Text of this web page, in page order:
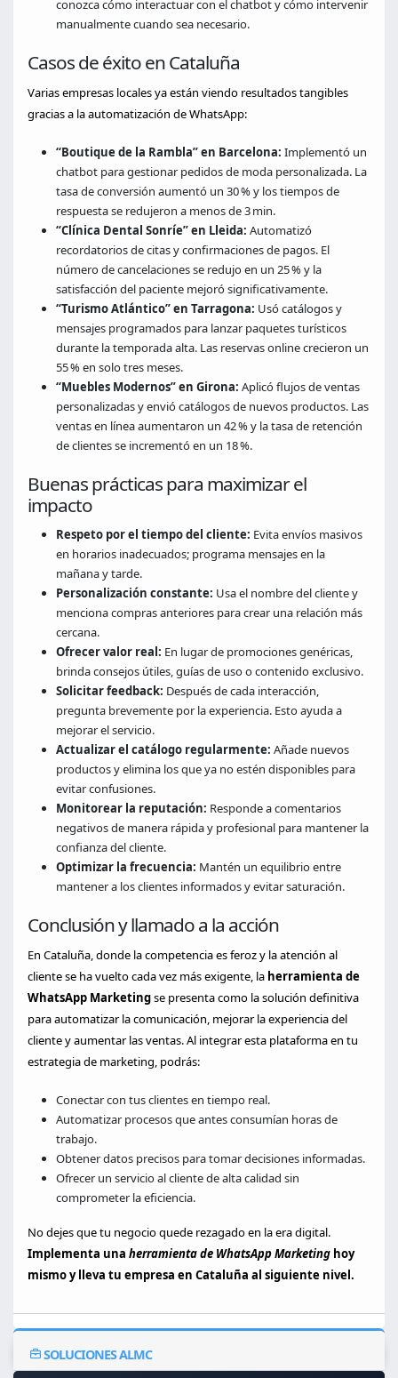
conozca cómo interactuar con el chatbot y cómo intervenir
manualmente cuando sea necesario.
Casos de éxito en Cataluña
Varias empresas locales ya están viendo resultados tangibles
gracias a la automatización de WhatsApp:
“Boutique de la Rambla” en Barcelona: Implementó un
chatbot para gestionar pedidos de moda personalizada. La
tasa de conversión aumentó un 30 % y los tiempos de
respuesta se redujeron a menos de 3 min.
“Clínica Dental Sonríe” en Lleida: Automatizó
recordatorios de citas y confirmaciones de pagos. El
número de cancelaciones se redujo en un 25 % y la
satisfacción del paciente mejoró significativamente.
“Turismo Atlántico” en Tarragona: Usó catálogos y
mensajes programados para lanzar paquetes turísticos
durante la temporada alta. Las reservas online crecieron un
55 % en solo tres meses.
“Muebles Modernos” en Girona: Aplicó flujos de ventas
personalizadas y envió catálogos de nuevos productos. Las
ventas en línea aumentaron un 42 % y la tasa de retención
de clientes se incrementó en un 18 %.
Buenas prácticas para maximizar el
impacto
Respeto por el tiempo del cliente: Evita envíos masivos
en horarios inadecuados; programa mensajes en la
mañana y tarde.
Personalización constante: Usa el nombre del cliente y
menciona compras anteriores para crear una relación más
cercana.
Ofrecer valor real: En lugar de promociones genéricas,
brinda consejos útiles, guías de uso o contenido exclusivo.
Solicitar feedback: Después de cada interacción,
pregunta brevemente por la experiencia. Esto ayuda a
mejorar el servicio.
Actualizar el catálogo regularmente: Añade nuevos
productos y elimina los que ya no estén disponibles para
evitar confusiones.
Monitorear la reputación: Responde a comentarios
negativos de manera rápida y profesional para mantener la
confianza del cliente.
Optimizar la frecuencia: Mantén un equilibrio entre
mantener a los clientes informados y evitar saturación.
Conclusión y llamado a la acción
En Cataluña, donde la competencia es feroz y la atención al
cliente se ha vuelto cada vez más exigente, la herramienta de
WhatsApp Marketingse presenta como la solución definitiva
para automatizar la comunicación, mejorar la experiencia del
cliente y aumentar las ventas. Al integrar esta plataforma en tu
estrategia de marketing, podrás:
Conectar con tus clientes en tiempo real.
Automatizar procesos que antes consumían horas de
trabajo.
Obtener datos precisos para tomar decisiones informadas.
Ofrecer un servicio al cliente de alta calidad sin
comprometer la eficiencia.
No dejes que tu negocio quede rezagado en la era digital.
Implementa una herramienta de WhatsApp Marketing hoy
mismo y lleva tu empresa en Cataluña al siguiente nivel.
SOLUCIONES ALMC